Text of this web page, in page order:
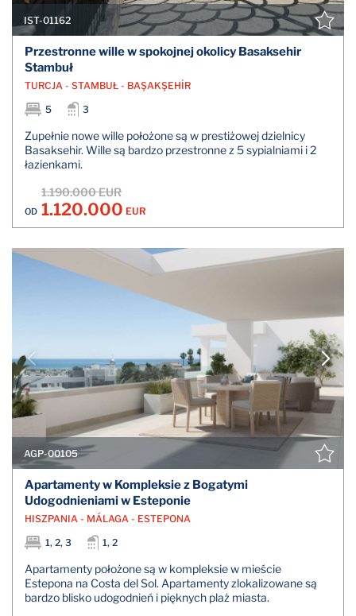
IST-01162
Przestronne wille w spokojnej okolicy Basaksehir
Stambuł
TURCJA - STAMBUŁ - BAŞAKŞEHİR
5
3
Zupełnie nowe wille położone są w prestiżowej dzielnicy
Basaksehir. Wille są bardzo przestronne z 5 sypialniami i 2
łazienkami.
OD
1.190.000 EUR
1.120.000 EUR
AGP-00105
Apartamenty w Kompleksie z Bogatymi
Udogodnieniami w Esteponie
HISZPANIA - MÁLAGA - ESTEPONA
1, 2, 3
1, 2
Apartamenty położone są w kompleksie w mieście
Estepona na Costa del Sol. Apartamenty zlokalizowane są
bardzo blisko udogodnień i pięknych plaż miasta.